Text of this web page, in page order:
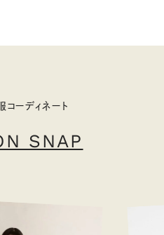
ーディネート
SNAP